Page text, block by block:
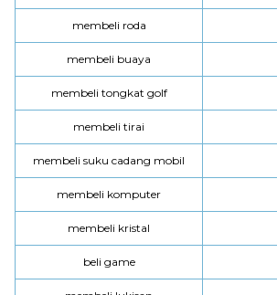
membeli roda
membeli buaya
membeli tongkat golf
membeli tirai
membeli suku cadang mobil
membeli komputer
membeli kristal
beli game